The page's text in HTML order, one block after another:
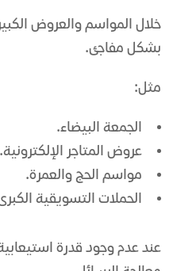
بشكل مفاجئ.
مثل:
الجمعة البيضاء.
عروض المتاجر الإلكترونية.
مواسم الحج والعمرة.
الحملات التسويقية
عند عدم وجود قدرة